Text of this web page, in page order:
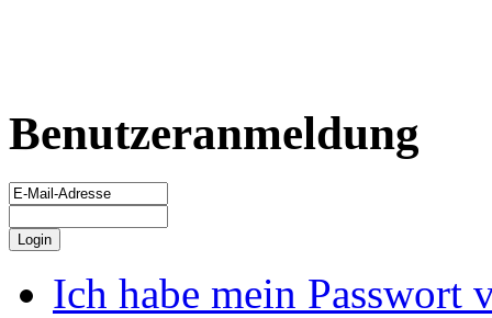
Benutzeranmeldung
Ich habe mein Passwort